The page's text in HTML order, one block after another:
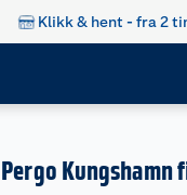
Klikk & hent - fra 2
Pergo